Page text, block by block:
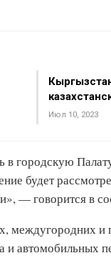
Июл 10, 2023
в городскую
будет
— говорится в
междугородних
и автомобильных